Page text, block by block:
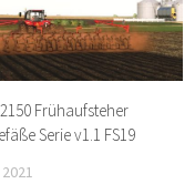
Frühaufsteher
Serie v1.1 FS19